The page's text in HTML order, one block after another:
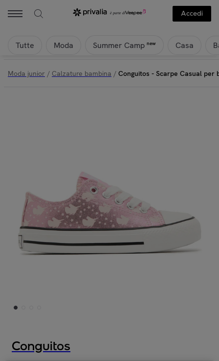
Accedi
Tutte Moda Summer Camp new Casa
Moda junior / Calzature bambina / Conguitos - Scarpe Casual per
Conguitos